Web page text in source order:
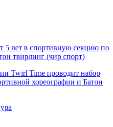
5 лет в спортивную секцию по
твирлинг (чир спорт)
Twirl Time проводит набор
хореографии и Батон